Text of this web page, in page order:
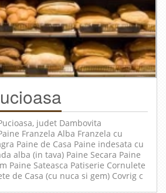
, judet Dambovita
Franzela Alba Franzela cu
Paine de Casa Paine indesata cu
alba (in tava) Paine Secara Paine
Paine Sateasca Patiserie Cornulete
de Casa (cu nuca si gem) Covrig c